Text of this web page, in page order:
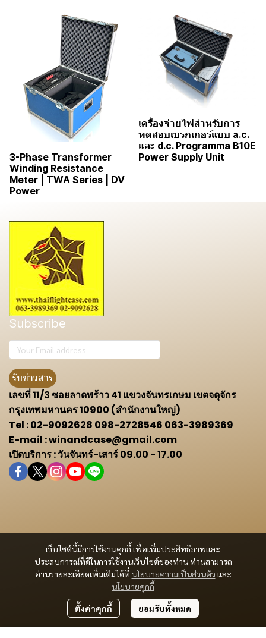
3-Phase Transformer
Winding Resistance
Meter | TWA Series | DV
Power
เครื่องจ่ายไฟสำหรับการ
ทดสอบเบรกเกอร์แบบ a.c.
และ d.c. Programma B10E
Power Supply Unit
เว็บไซต์นี้มีการใช้งานคุกกี้ เพื่อเพิ่มประสิทธิภาพและ
ประสบการณ์ที่ดีในการใช้งานเว็บไซต์ของท่าน ท่านสามารถ
อ่านรายละเอียดเพิ่มเติมได้ที่ นโยบายความเป็นส่วนตัว และ
นโยบายคุกกี้
ตั้งค่าคุกกี้ ยอมรับทั้งหมด
Subscribe
รับข่าวสาร
เลขที่ 11/3 ซอยลาดพร้าว 41 แขวงจันทรเกษม เขตจตุจักร
กรุงเทพมหานคร 10900 (สำนักงานใหญ่)
Tel : 02-9092628 098-2728546 063-3989369
E-mail : winandcase@gmail.com
เปิดบริการ : วันจันทร์-เสาร์ 09.00 - 17.00